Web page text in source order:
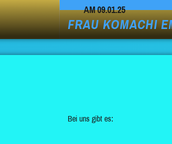
AM 09.01.25
FRAU KOMACHI
Bei uns gibt es: